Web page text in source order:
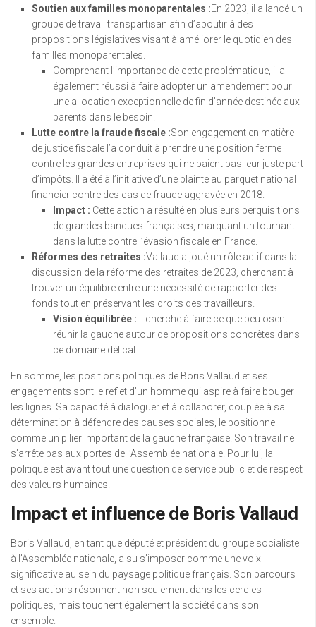
Soutien aux familles monoparentales :En 2023, il a lancé un
groupe de travail transpartisan afin d’aboutir à des
propositions législatives visant à améliorer le quotidien des
familles monoparentales.
Comprenant l’importance de cette problématique, il a
également réussi à faire adopter un amendement pour
une allocation exceptionnelle de fin d’année destinée aux
parents dans le besoin.
Lutte contre la fraude fiscale :Son engagement en matière
de justice fiscale l’a conduit à prendre une position ferme
contre les grandes entreprises qui ne paient pas leur juste part
d’impôts. Il a été à l’initiative d’une plainte au parquet national
financier contre des cas de fraude aggravée en 2018.
Impact : Cette action a résulté en plusieurs perquisitions
de grandes banques françaises, marquant un tournant
dans la lutte contre l’évasion fiscale en France.
Réformes des retraites :Vallaud a joué un rôle actif dans la
discussion de la réforme des retraites de 2023, cherchant à
trouver un équilibre entre une nécessité de rapporter des
fonds tout en préservant les droits des travailleurs.
Vision équilibrée : Il cherche à faire ce que peu osent :
réunir la gauche autour de propositions concrètes dans
ce domaine délicat.
En somme, les positions politiques de Boris Vallaud et ses
engagements sont le reflet d’un homme qui aspire à faire bouger
les lignes. Sa capacité à dialoguer et à collaborer, couplée à sa
détermination à défendre des causes sociales, le positionne
comme un pilier important de la gauche française. Son travail ne
s’arrête pas aux portes de l’Assemblée nationale. Pour lui, la
politique est avant tout une question de service public et de respect
des valeurs humaines.
Impact et influence de Boris Vallaud
Boris Vallaud, en tant que député et président du groupe socialiste
à l’Assemblée nationale, a su s’imposer comme une voix
significative au sein du paysage politique français. Son parcours
et ses actions résonnent non seulement dans les cercles
politiques, mais touchent également la société dans son
ensemble.